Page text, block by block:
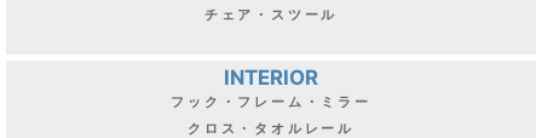
チェア・スツール
INTERIOR
フック・フレーム・ミラー
クロス・タオルレール